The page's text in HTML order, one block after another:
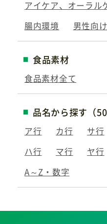
アイケア、オーラル
腸内環境
男性向け
食品素材
食品素材全て
品名から探す（50
ア行 カ行 サ行
ハ行
マ行 ヤ行
A～Z・数字